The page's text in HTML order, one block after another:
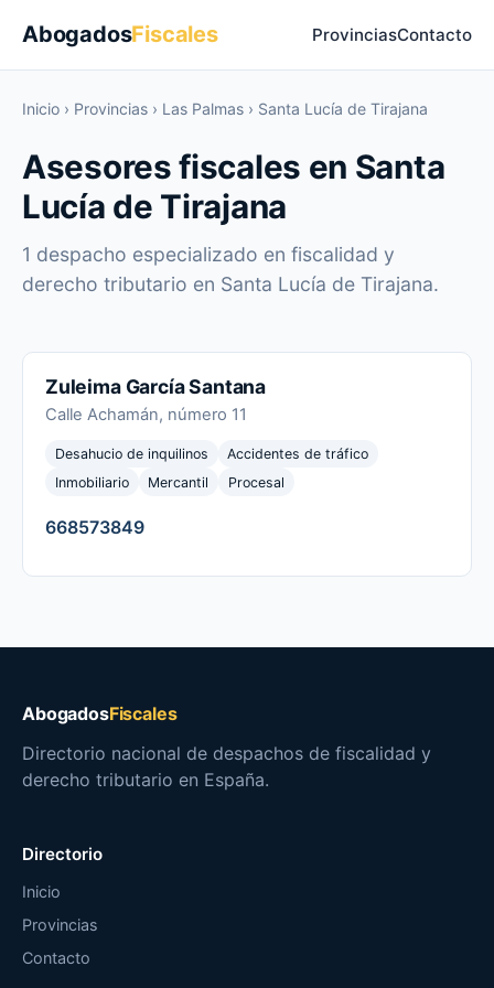
AbogadosFiscales ProvinciasContacto
Inicio › Provincias › Las Palmas › Santa Lucía de Tirajana
Asesores fiscales en Santa
Lucía de Tirajana
1 despacho especializado en fiscalidad y
derecho tributario en Santa Lucía de Tirajana.
Zuleima García Santana
Calle Achamán, número 11
Desahucio de inquilinos
Accidentes de tráfico
Inmobiliario
Mercantil Procesal
668573849
AbogadosFiscales
Directorio nacional de despachos de fiscalidad y
derecho tributario en España.
Directorio
Inicio
Provincias
Contacto